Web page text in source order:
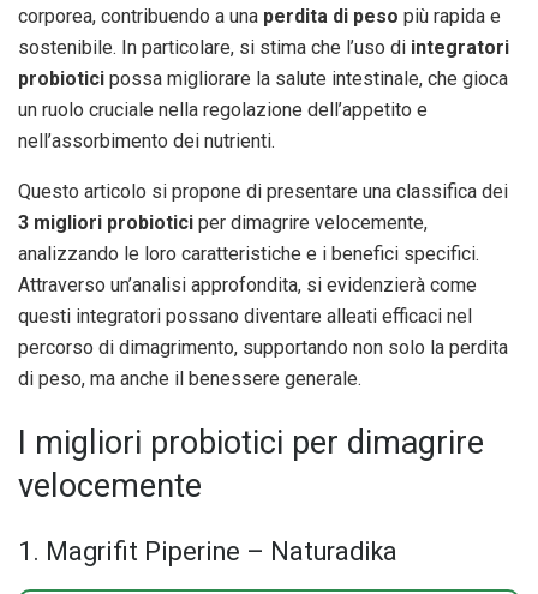
corporea, contribuendo a una perdita di peso più rapida e
sostenibile. In particolare, si stima che l’uso di integratori
probiotici possa migliorare la salute intestinale, che gioca
un ruolo cruciale nella regolazione dell’appetito e
nell’assorbimento dei nutrienti.
Questo articolo si propone di presentare una classifica dei
3 migliori probiotici per dimagrire velocemente,
analizzando le loro caratteristiche e i benefici specifici.
Attraverso un’analisi approfondita, si evidenzierà come
questi integratori possano diventare alleati efficaci nel
percorso di dimagrimento, supportando non solo la perdita
di peso, ma anche il benessere generale.
I migliori probiotici per dimagrire
velocemente
1. Magrifit Piperine – Naturadika